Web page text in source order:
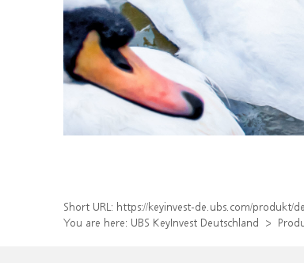
Short URL: https://keyinvest-de.ubs.com/produkt/
You are here: UBS KeyInvest Deutschland